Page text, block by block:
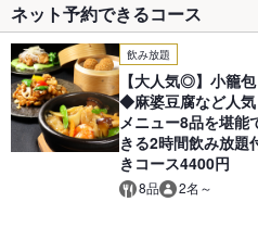
ネット予約できるコース
飲み放題
【大人気◎】小籠包
◆麻婆豆腐など人気
メニュー8品を堪能
きる2時間飲み放題
きコース4400円
8品 2名～